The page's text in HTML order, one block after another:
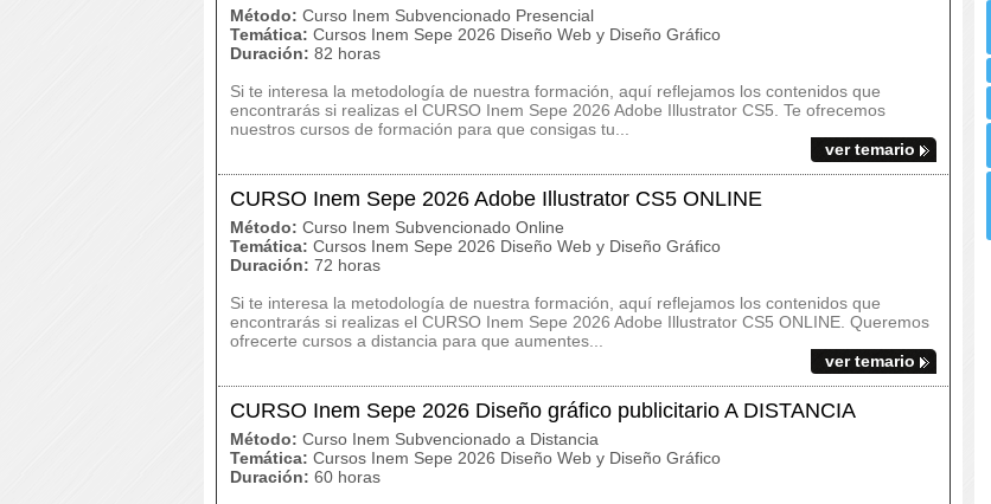
Método: Curso Inem Subvencionado Presencial
Temática: Cursos Inem Sepe 2026 Diseño Web y Diseño Gráfico
Duración: 82 horas
Si te interesa la metodología de nuestra formación, aquí reflejamos los contenidos que
encontrarás si realizas el CURSO Inem Sepe 2026 Adobe Illustrator CS5. Te ofrecemos
nuestros cursos de formación para que consigas tu...
ver temario
CURSO Inem Sepe 2026 Adobe Illustrator CS5 ONLINE
Método: Curso Inem Subvencionado Online
Temática: Cursos Inem Sepe 2026 Diseño Web y Diseño Gráfico
Duración: 72 horas
Si te interesa la metodología de nuestra formación, aquí reflejamos los contenidos que
encontrarás si realizas el CURSO Inem Sepe 2026 Adobe Illustrator CS5 ONLINE. Queremos
ofrecerte cursos a distancia para que aumentes...
ver temario
CURSO Inem Sepe 2026 Diseño gráfico publicitario A DISTANCIA
Método: Curso Inem Subvencionado a Distancia
Temática: Cursos Inem Sepe 2026 Diseño Web y Diseño Gráfico
Duración: 60 horas